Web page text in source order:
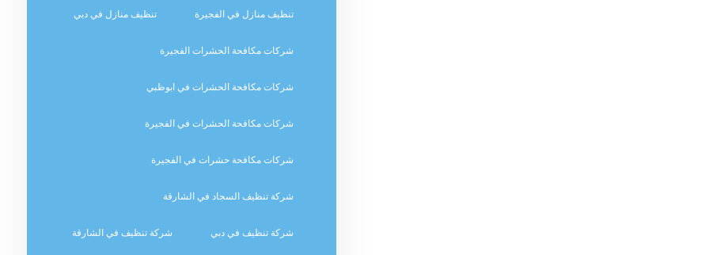
تنظيف منازل في الفجيرة تنظيف منازل في دبي
شركات مكافحة الحشرات الفجيرة
شركات مكافحة الحشرات في ابوظبي
شركات مكافحة الحشرات في الفجيرة
شركات مكافحة حشرات في الفجيرة
شركة تنظيف السجاد في الشارقة
شركة تنظيف في دبي شركة تنظيف في الشارقة